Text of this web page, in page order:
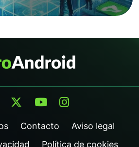
Contacto
Aviso legal
Política de cookies